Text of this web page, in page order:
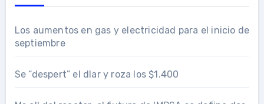
Los aumentos en gas y electricidad para el inicio de
septiembre
Se “despert” el dlar y roza los $1.400